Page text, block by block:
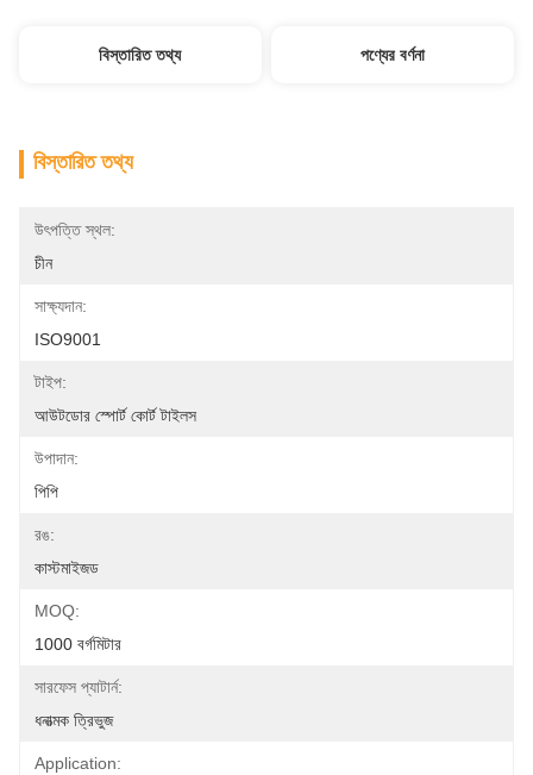
বিস্তারিত তথ্য পণ্যের বর্ণনা
বিস্তারিত তথ্য
উৎপত্তি স্থল:
চীন
সাক্ষ্যদান:
ISO9001
টাইপ:
আউটডোর স্পোর্ট কোর্ট টাইলস
উপাদান:
পিপি
রঙ:
কাস্টমাইজড
MOQ:
1000 বর্গমিটার
সারফেস প্যাটার্ন:
ধনাত্মক ত্রিভুজ
Application: